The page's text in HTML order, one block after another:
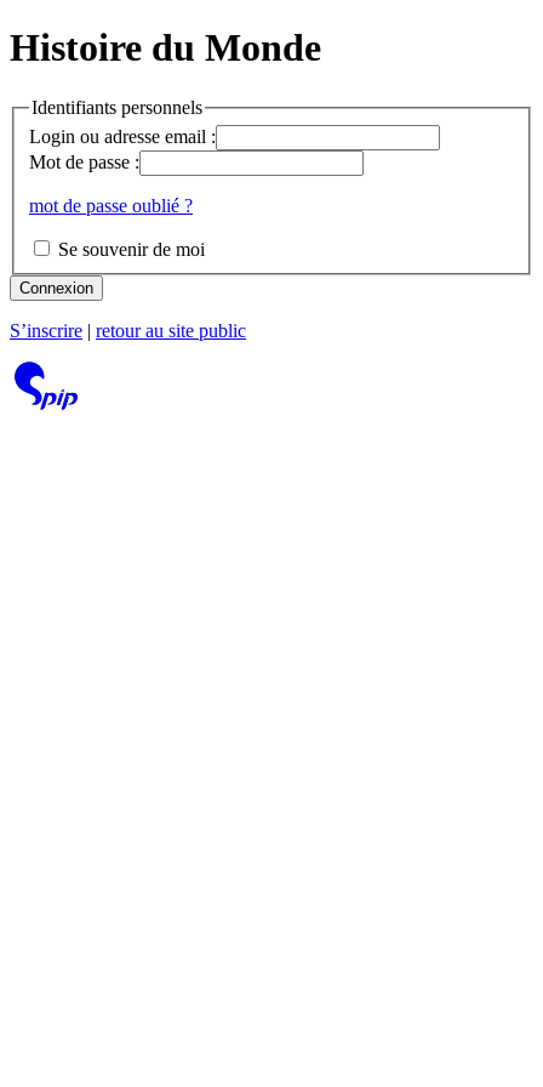
Histoire du Monde
Identifiants personnels
Login ou adresse email :
Mot de passe :
mot de passe oublié ?
Se souvenir de moi
Connexion
S’inscrire retour au site public